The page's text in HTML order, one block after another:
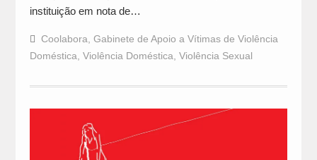
instituição em nota de…
Coolabora Gabinete de Apoio a Vítimas de Violência
Doméstica Violência Doméstica Violência Sexual